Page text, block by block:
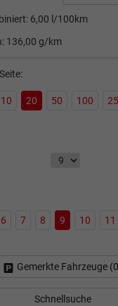
6,00 l/100km
136,00 g/km
10 20 50 100
6 7 8 9 10 11
Gemerkte Fahrzeuge (0
Schnellsuche